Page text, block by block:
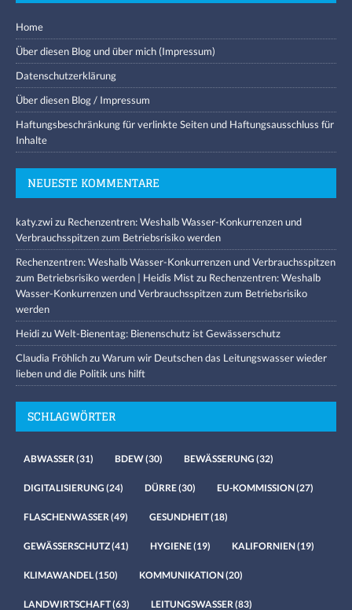
Home
Über diesen Blog und über mich (Impressum)
Datenschutzerklärung
Über diesen Blog / Impressum
Haftungsbeschränkung für verlinkte Seiten und Haftungsausschluss für
Inhalte
NEUESTE KOMMENTARE
katy.zwizu Rechenzentren: Weshalb Wasser-Konkurrenzen und
Verbrauchsspitzen zum Betriebsrisiko werden
Rechenzentren: Weshalb Wasser-Konkurrenzen und Verbrauchsspitzen
zum Betriebsrisiko werden | Heidis Mistzu Rechenzentren: Weshalb
Wasser-Konkurrenzen und Verbrauchsspitzen zum Betriebsrisiko
werden
HeidizuWelt-Bienentag: Bienenschutz ist Gewässerschutz
Claudia FröhlichzuWarum wir Deutschen das Leitungswasser wieder
lieben und die Politik uns hilft
SCHLAGWÖRTER
ABWASSER(31) BDEW(30) BEWÄSSERUNG (32)
DIGITALISIERUNG (24) DÜRRE(30) EU-KOMMISSION(27)
FLASCHENWASSER(49) GESUNDHEIT(18)
GEWÄSSERSCHUTZ(41) HYGIENE(19) KALIFORNIEN(19)
KLIMAWANDEL(150) KOMMUNIKATION(20)
LANDWIRTSCHAFT(63) LEITUNGSWASSER(83)